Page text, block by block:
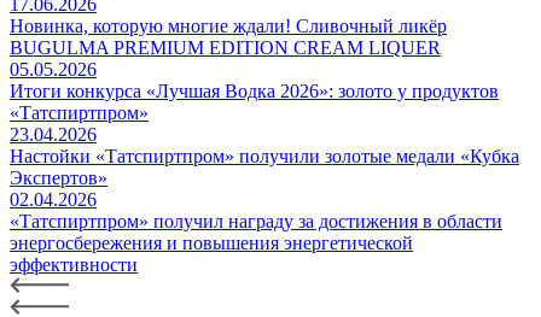
17.06.2026
Новинка, которую многие ждали! Сливочный ликёр
BUGULMA PREMIUM EDITION CREAM LIQUER
05.05.2026
Итоги конкурса «Лучшая Водка 2026»: золото у продуктов
«Татспиртпром»
23.04.2026
Настойки «Татспиртпром» получили золотые медали «Кубка
Экспертов»
02.04.2026
«Татспиртпром» получил награду за достижения в области
энергосбережения и повышения энергетической
эффективности